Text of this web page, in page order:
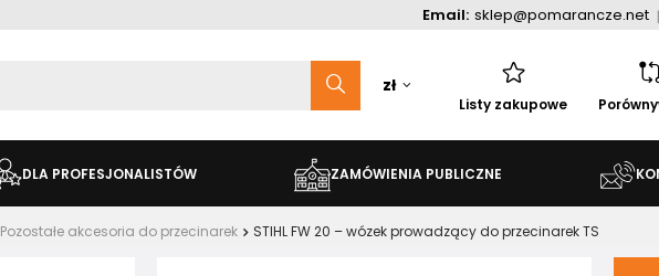
Email: sklep@pomarancze.net
zł
Listy zakupowe
DLA PROFESJONALISTÓW ZAMÓWIENIA PUBLICZNE
Pozostałe akcesoria do przecinarek STIHL FW 20 – wózek prowadzący do przecinarek TS